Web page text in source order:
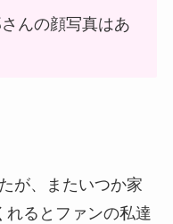
んの顔写真はあ
が、またいつか家
るとファンの私達